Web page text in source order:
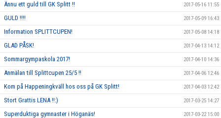
Ännu ett guld till GK Splitt !! 2017-05-16 11:55
GULD !!!! 2017-05-09 16:43
Information SPLITTCUPEN! 2017-05-08 14:18
GLAD PÅSK! 2017-04-13 14:12
Sommargympaskola 2017! 2017-04-10 14:36
Anmälan till Splittcupen 25/5 !! 2017-04-06 12:46
Kom på Happeningkväll hos oss på GK Splitt! 2017-04-03 12:42
Stort Grattis LENA !!:) 2017-03-25 14:27
Superduktiga gymnaster i Höganäs! 2017-03-22 15:00